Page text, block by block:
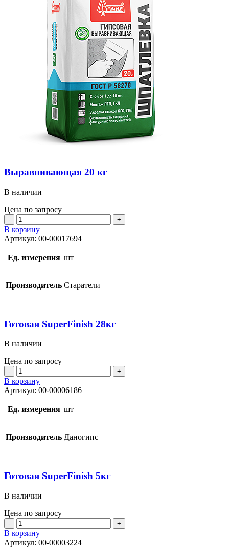
Выравнивающая 20 кг
В наличии
Цена по запросу
Количество
товара
Выравнивающая
кг
В корзину
Артикул: 00-00017694
Ед. измерения шт
Производитель Старатели
Готовая SuperFinish 28кг
В наличии
Цена по запросу
Количество
товара
Готовая
SuperFinish
28кг
В корзину
Артикул: 00-00006186
Ед. измерения шт
Производитель Даногипс
Готовая SuperFinish 5кг
В наличии
Цена по запросу
Количество
товара
Готовая
SuperFinish
В корзину
Артикул: 00-00003224